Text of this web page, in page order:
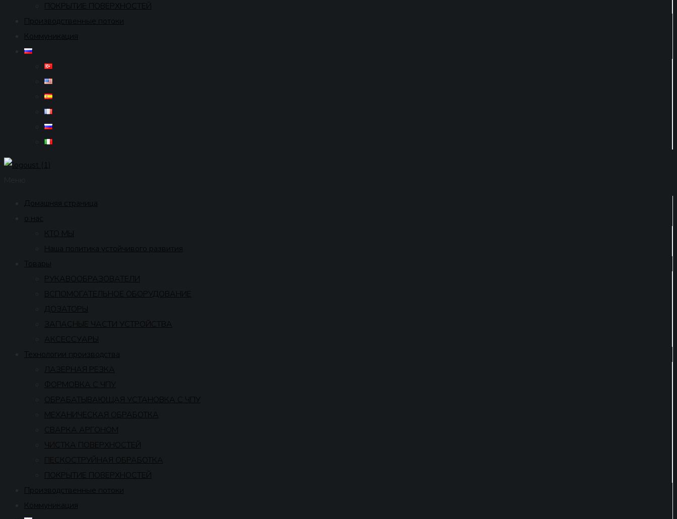
ПОКРЫТИЕ ПОВЕРХНОСТЕЙ
Производственные потоки
Коммуникация
Домашняя страница
о нас
КТО МЫ
Наша политика устойчивого развития
Товары
РУКАВООБРАЗОВАТЕЛИ
ВСПОМОГАТЕЛЬНОЕ ОБОРУДОВАНИЕ
ДОЗАТОРЫ
ЗАПАСНЫЕ ЧАСТИ УСТРОЙСТВА
АКСЕССУАРЫ
Технологии производства
ЛАЗЕРНАЯ РЕЗКА
ФОРМОВКА С ЧПУ
ОБРАБАТЫВАЮЩАЯ УСТАНОВКА С ЧПУ
МЕХАНИЧЕСКАЯ ОБРАБОТКА
СВАРКА АРГОНОМ
ЧИСТКА ПОВЕРХНОСТЕЙ
ПЕСКОСТРУЙНАЯ ОБРАБОТКА
ПОКРЫТИЕ ПОВЕРХНОСТЕЙ
Производственные потоки
Коммуникация